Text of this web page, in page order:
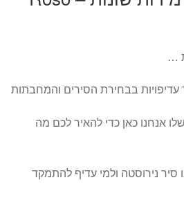
…
עדיפויות בבחירת הסירים והמחבתות
אנחנו כאן כדי להאיר לכם מה
סיר נירוסטה ולמי עדיף להתמקד